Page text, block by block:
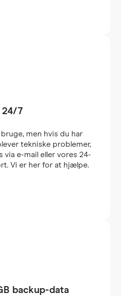
24/7
men hvis du har
tekniske problemer,
via e-mail eller vores 24-
Vi er her for at hjælpe.
backup-data